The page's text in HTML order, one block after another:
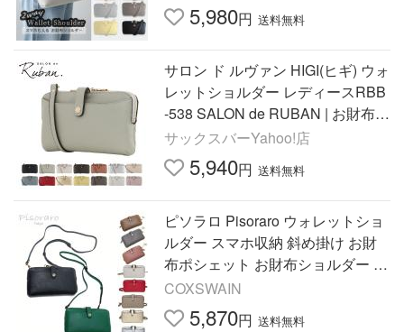
5,980円 送料無料
サロン ド ルヴァン HIGI(ヒギ) ウォ
レットショルダー レディースRBB
-538 SALON de RUBAN | お財布シ
ョルダー ミニショルダー ショルダ
ーバッグ 肩掛け
サックスバーYahoo!店
5,940円 送料無料
ピソラロ Pisoraro ウォレットショ
ルダー スマホ収納 斜め掛け お財
布ポシェット お財布ショルダー 多
機能 10カラー ショルダーバッグ
レディース PR184
COXSWAIN
5,870円 送料無料